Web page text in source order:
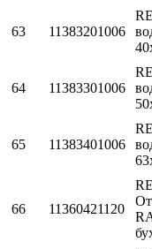
63 11383201006
64 11383301006
65 11383401006
66 11360421120